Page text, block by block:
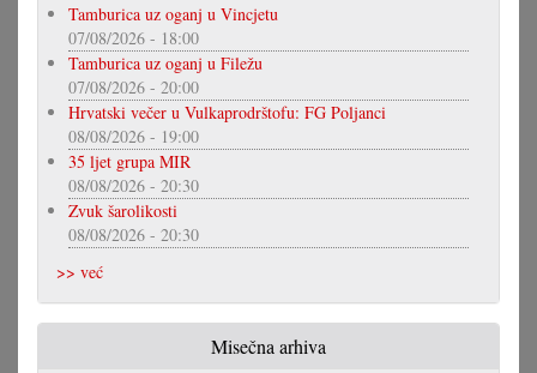
Tamburica uz oganj u Vincjetu
07/08/2026 - 18:00
Tamburica uz oganj u Filežu
07/08/2026 - 20:00
Hrvatski večer u Vulkaprodrštofu: FG Poljanci
08/08/2026 - 19:00
35 ljet grupa MIR
08/08/2026 - 20:30
Zvuk šarolikosti
08/08/2026 - 20:30
>> već
Misečna arhiva